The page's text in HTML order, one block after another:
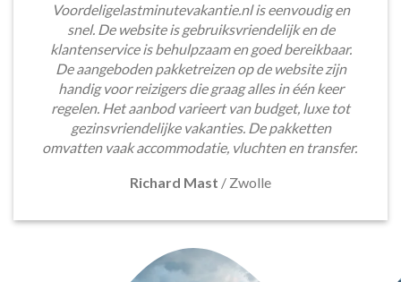
Voordeligelastminutevakantie.nl is eenvoudig en
snel. De website is gebruiksvriendelijk en de
klantenservice is behulpzaam en goed bereikbaar.
De aangeboden pakketreizen op de website zijn
handig voor reizigers die graag alles in één keer
regelen. Het aanbod varieert van budget, luxe tot
gezinsvriendelijke vakanties. De pakketten
omvatten vaak accommodatie, vluchten en transfer.
Richard Mast / Zwolle